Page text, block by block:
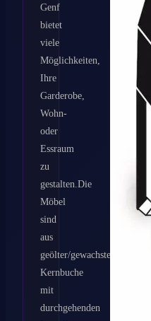
Genf
bietet
viele
Möglichkeiten,
Ihre
Garderobe,
Wohn-
oder
Essraum
zu
gestalten.Die
Möbel
sind
aus
geölter/gewachster
Kernbuche
mit
durchgehenden